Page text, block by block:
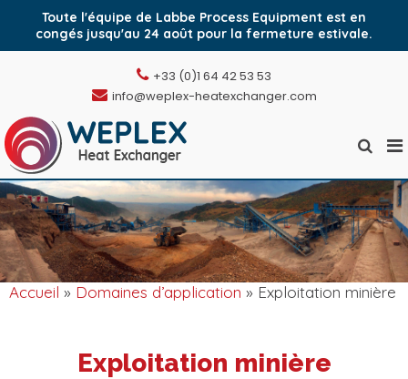
Toute l'équipe de Labbe Process Equipment est en
congés jusqu'au 24 août pour la fermeture estivale.
+33 (0)1 64 42 53 53
info@weplex-heatexchanger.com
Weplex, l'échangeur
de chaleur à plaques
soudées
de
Accueil » Domaines d’application » Exploitation minière
Exploitation minière